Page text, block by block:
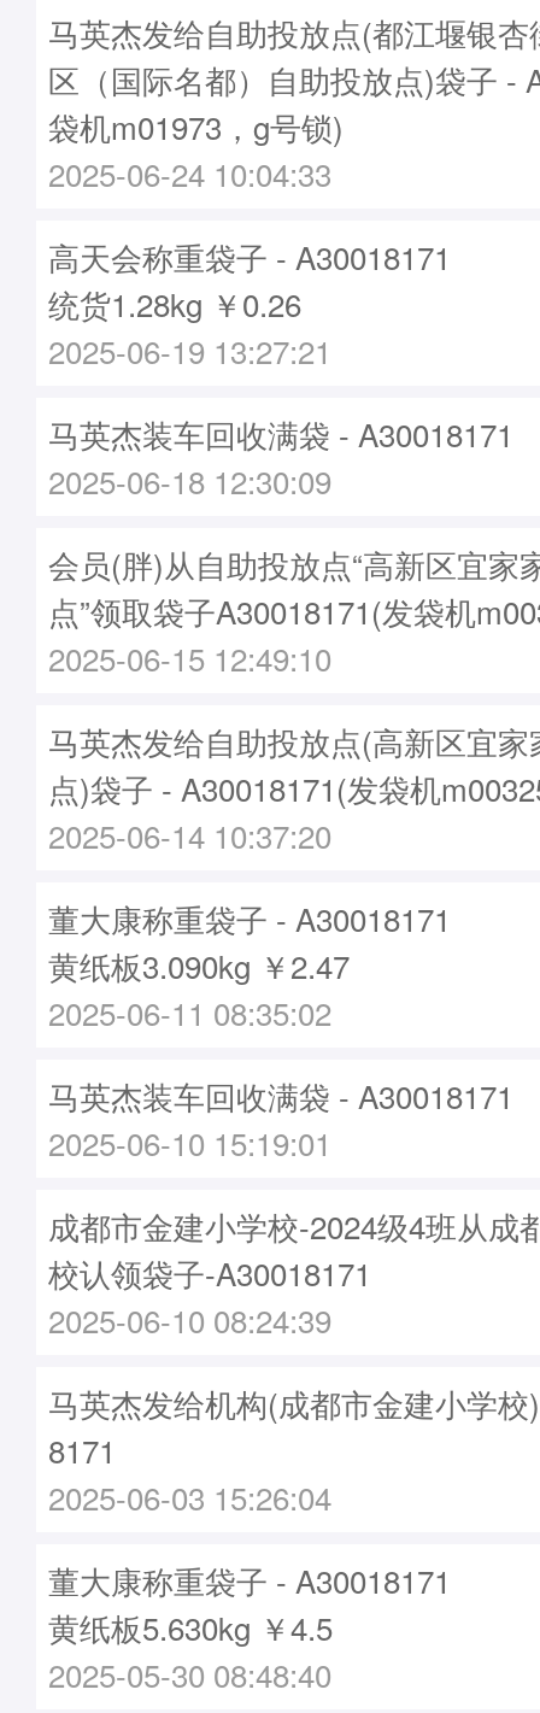
马英杰发给自助投放点(都江堰银
区（国际名都）自助投放点)袋子 -
袋机m01973，g号锁)
2025-06-24 10:04:33
高天会称重袋子 - A30018171
统货1.28kg ￥0.26
2025-06-19 13:27:21
马英杰装车回收满袋 - A30018171
2025-06-18 12:30:09
会员(胖)从自助投放点“高新区宜家
点”领取袋子A30018171(发袋机
2025-06-15 12:49:10
马英杰发给自助投放点(高新区宜
点)袋子 - A30018171(发袋机
2025-06-14 10:37:20
董大康称重袋子 - A30018171
黄纸板3.090kg ￥2.47
2025-06-11 08:35:02
马英杰装车回收满袋 - A30018171
2025-06-10 15:19:01
成都市金建小学校-2024级4班从成
校认领袋子-A30018171
2025-06-10 08:24:39
马英杰发给机构(成都市金建小学
8171
2025-06-03 15:26:04
董大康称重袋子 - A30018171
黄纸板5.630kg ￥4.5
2025-05-30 08:48:40